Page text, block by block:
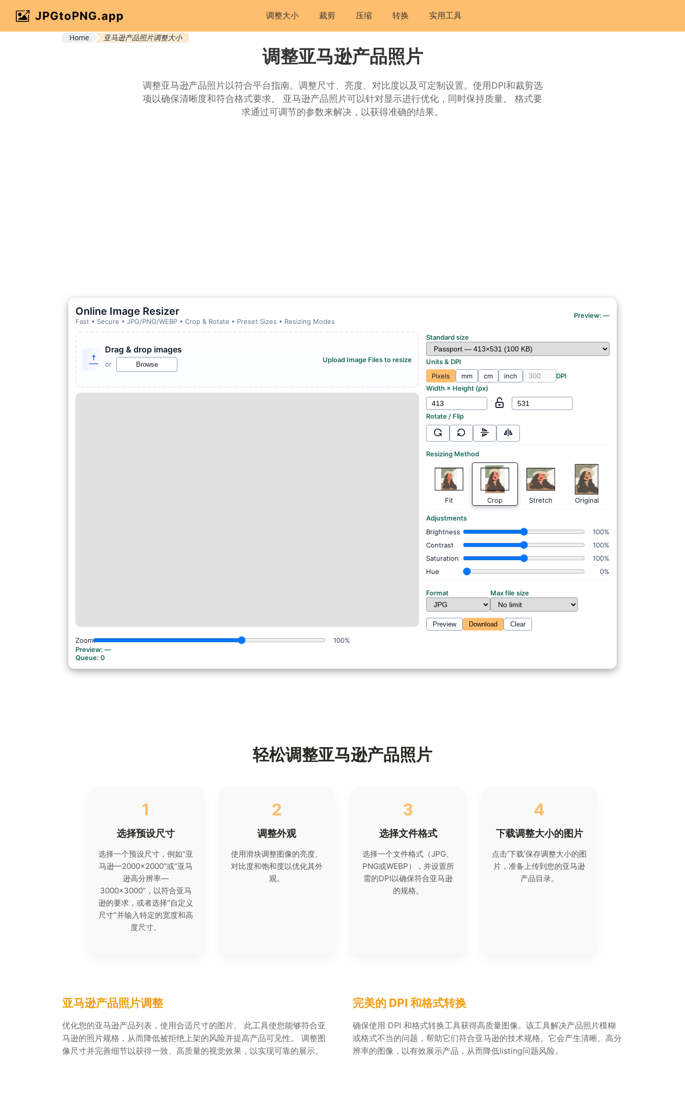
JPGtoPNG.app 调整大小 裁剪 压缩 转换 实用工具
Home 亚马逊产品照片调整大小
调整亚马逊产品照片
调整亚马逊产品照片以符合平台指南。调整尺寸、亮度、对比度以及可定制设置。使用DPI和裁剪选
项以确保清晰度和符合格式要求。 亚马逊产品照片可以针对显示进行优化，同时保持质量。 格式要
求通过可调节的参数来解决，以获得准确的结果。
Online Image Resizer
Fast • Secure • JPG/PNG/WEBP • Crop & Rotate • Preset Sizes • Resizing Modes
Preview: —
Drag & drop images
or Browse
Upload Image Files to resize
Zoom:
100%
Preview: —
Queue: 0
Standard size
Units & DPI
Pixels
mm cm inch
DPI
Width × Height (px)
Rotate / Flip
Resizing Method
Fit Crop Stretch Original
Adjustments
Brightness
100%
Contrast
100%
Saturation
100%
Hue
0%
Format Max file size
Preview Download Clear
轻松调整亚马逊产品照片
1
选择预设尺寸
选择一个预设尺寸，例如“亚
马逊—2000×2000”或“亚马
逊高分辨率—
3000×3000”，以符合亚马
逊的要求，或者选择“自定义
尺寸”并输入特定的宽度和高
度尺寸。
2
调整外观
使用滑块调整图像的亮度、
对比度和饱和度以优化其外
观。
3
选择文件格式
选择一个文件格式（JPG、
PNG或WEBP），并设置所
需的DPI以确保符合亚马逊
的规格。
4
下载调整大小的图片
点击‘下载’保存调整大小的图
片，准备上传到您的亚马逊
产品目录。
亚马逊产品照片调整
优化您的亚马逊产品列表，使用合适尺寸的图片。 此工具使您能够符合亚
马逊的照片规格，从而降低被拒绝上架的风险并提高产品可见性。 调整图
像尺寸并完善细节以获得一致、高质量的视觉效果，以实现可靠的展示。
完美的 DPI 和格式转换
确保使用 DPI 和格式转换工具获得高质量图像。该工具解决产品照片模糊
或格式不当的问题，帮助它们符合亚马逊的技术规格。它会产生清晰、高分
辨率的图像，以有效展示产品，从而降低listing问题风险。